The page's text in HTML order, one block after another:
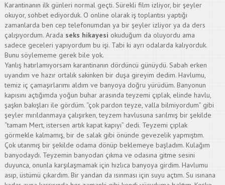
Karantinanın ilk günleri normal geçti. Sürekli film izliyor, bir şeyler
okuyor, sohbet ediyorduk. O online olarak iş toplantısı yaptığı
zamanlarda ben cep telefonumdan ya bir şeyler izliyor ya da ders
çalışıyordum. Arada seks hikayesi okuduğum da oluyordu ama
sadece geceleri yapıyordum bu işi. Tabi ki ayrı odalarda kalıyorduk.
Bunu söylememe gerek bile yok.
Yanlış hatırlamıyorsam karantinanın dördüncü günüydü. Sabah erken
uyandım ve hazır ortalık sakinken bir duşa gireyim dedim. Havlumu,
temiz iç çamaşırlarımı aldım ve banyoya doğru yürüdüm. Banyonun
kapısını açtığımda yoğun buhar arasında teyzemi çıplak, elinde havlu,
şaşkın bakışları ile gördüm. “çok pardon teyze, valla bilmiyordum” gibi
şeyler mırıldanmaya çalışırken, teyzem havlusuna sarılmış bir şekilde
“tamam Mert, istersen artık kapat kapıyı” dedi. Teyzemi çıplak
görmekle kalmamış, bir de salak gibi önünde gevezelik yapmıştım.
Çok utanmış bir şekilde odama dönüp beklemeye başladım. Kulağım
banyodaydı. Teyzemin banyodan çıkma ve odasına gitme sesini
duyunca, onunla karşılaşmamak için hızlıca banyoya girdim. Havlumu
asıp, üstümü çıkardım. Bir yandan da ısınması için suyu açtım. Su ısınana